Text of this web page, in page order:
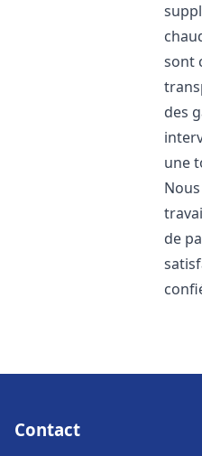
sont
des
une
de
Contact